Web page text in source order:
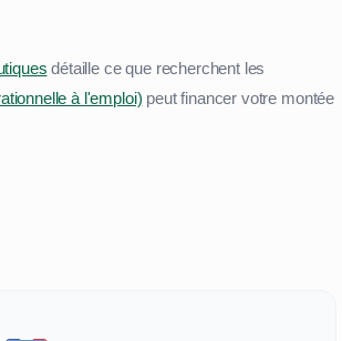
détaille ce que recherchent les
à l'emploi) peut financer votre montée